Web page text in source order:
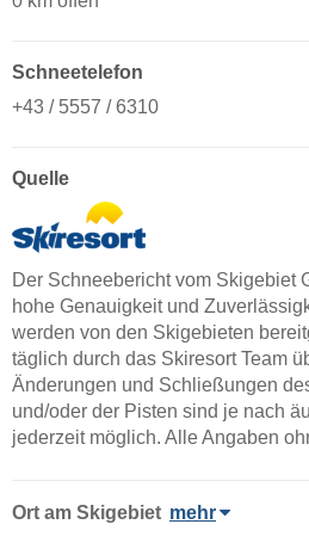
Schneetelefon
+43 / 5557 / 6310
Quelle
Der Schneebericht vom Skigebiet
hohe Genauigkeit und
werden von den Skigebieten
täglich durch das Skiresort Team
Änderungen und Schließungen
und/oder der Pisten sind je nach
jederzeit möglich. Alle Angaben
Ort am Skigebiet mehr